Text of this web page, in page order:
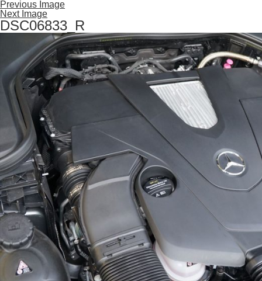
Previous Image
Next Image
DSC06833_R